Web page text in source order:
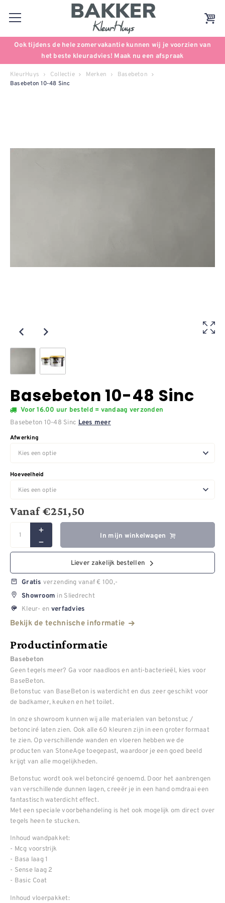
Ook tijdens de hele zomervakantie kunnen wij je voorzien van
het beste kleuradvies! Maak nu een afspraak
KleurHuys Collectie Merken Basebeton
Basebeton 10-48 Sinc
Basebeton 10-48 Sinc
Voor 16.00 uur besteld = vandaag verzonden
Basebeton 10-48 Sinc Lees meer
Afwerking
Hoeveelheid
Vanaf€251,50
In mijn winkelwagen
Liever zakelijk bestellen
Gratis verzending vanaf € 100,-
Showroom in Sliedrecht
Kleur- en verfadvies
Bekijk de technische informatie
Productinformatie
Basebeton
Geen tegels meer? Ga voor naadloos en anti-bacterieël, kies voor
BaseBeton.
Betonstuc van BaseBeton is waterdicht en dus zeer geschikt voor
de badkamer, keuken en het toilet.
In onze showroom kunnen wij alle materialen van betonstuc /
betonciré laten zien. Ook alle 60 kleuren zijn in een groter formaat
te zien. Op verschillende wanden en vloeren hebben we de
producten van StoneAge toegepast, waardoor je een goed beeld
krijgt van alle mogelijkheden.
Betonstuc wordt ook wel betonciré genoemd. Door het aanbrengen
van verschillende dunnen lagen, creeër je in een hand omdraai een
fantastisch waterdicht effect.
Met een speciale voorbehandeling is het ook mogelijk om direct over
tegels heen te stucken.
Inhoud wandpakket:
- Mcg voorstrijk
- Basa laag 1
- Sense laag 2
- Basic Coat
Inhoud vloerpakket: